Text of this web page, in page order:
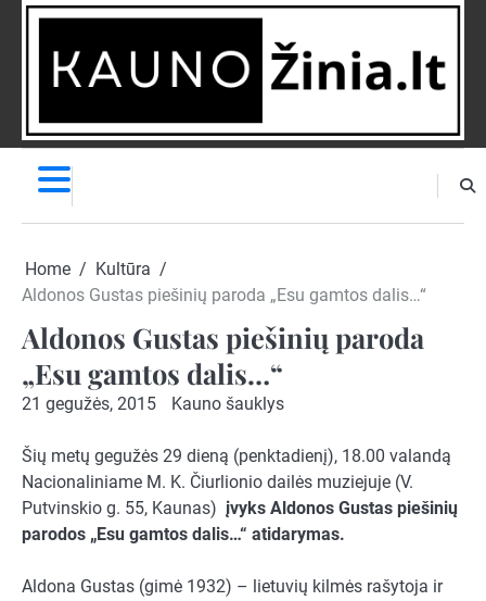
Skip
NAUJIENĄ
Home
Kultūra
Aldonos Gustas piešinių paroda „Esu gamtos dalis…“
Aldonos Gustas piešinių paroda
„Esu gamtos dalis…“
21 gegužės, 2015 Kauno šauklys
Šių metų gegužės 29 dieną (penktadienį), 18.00 valandą
Nacionaliniame M. K. Čiurlionio dailės muziejuje (V.
Putvinskio g. 55, Kaunas) įvyks Aldonos Gustas piešinių
parodos „Esu gamtos dalis…“ atidarymas.
Aldona Gustas (gimė 1932) – lietuvių kilmės rašytoja ir